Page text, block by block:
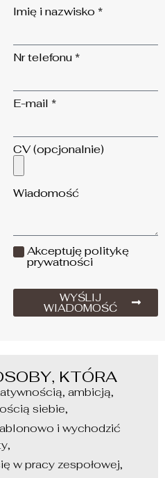
Imię i nazwisko *
Nr telefonu *
E-mail *
CV (opcjonalnie)
Wiadomość
Akceptuję politykę
prywatności
WYŚLIJ
WIADOMOŚĆ
KTÓRA
ambicją,
siebie,
i wychodzić
w pracy zespołowej,